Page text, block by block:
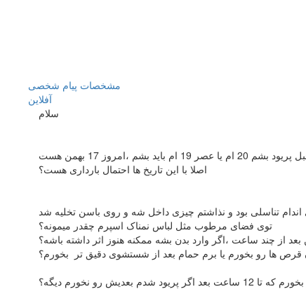
مشخصات پیام شخصی
آفلاين
سلام
اصلا با این تاریخ ها احتمال بارداری هست؟
توی فضای مرطوب مثل لباس نمناک اسپرم چقدر میمونه؟
از چند ساعت ،اگر وارد بدن بشه ممکنه هنوز اثر داشته باشه؟
قرص ها رو بخورم یا برم حمام بعد از شستشوی دقیق تر بخورم؟